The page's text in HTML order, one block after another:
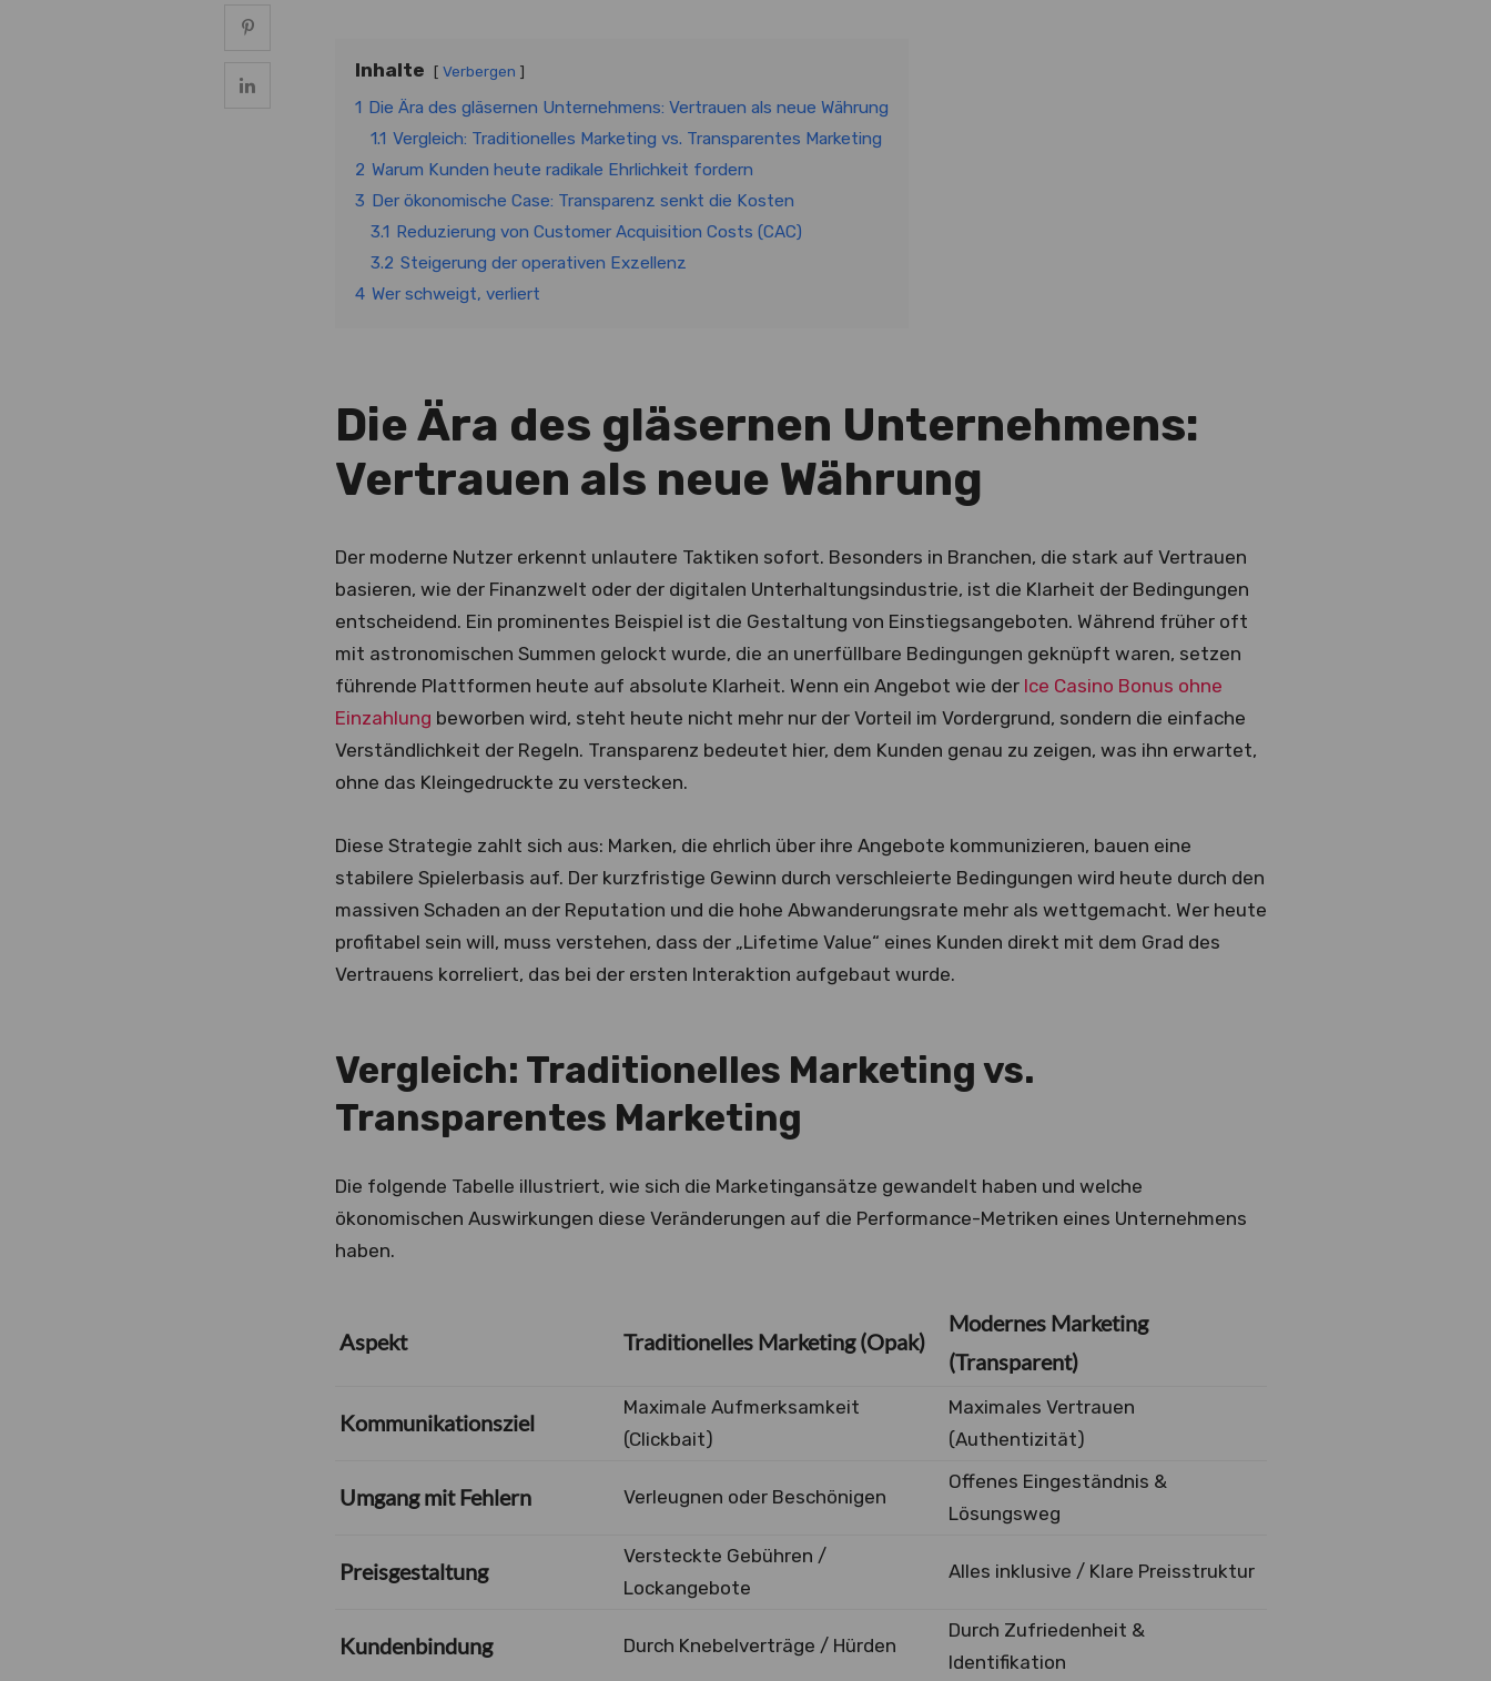
Inhalte Verbergen
1 Die Ära des gläsernen Unternehmens: Vertrauen als neue Währung
1.1 Vergleich: Traditionelles Marketing vs. Transparentes Marketing
2 Warum Kunden heute radikale Ehrlichkeit fordern
3 Der ökonomische Case: Transparenz senkt die Kosten
3.1 Reduzierung von Customer Acquisition Costs (CAC)
3.2 Steigerung der operativen Exzellenz
4 Wer schweigt, verliert
Die Ära des gläsernen Unternehmens:
Vertrauen als neue Währung
Der moderne Nutzer erkennt unlautere Taktiken sofort. Besonders in Branchen, die stark auf Vertrauen
basieren, wie der Finanzwelt oder der digitalen Unterhaltungsindustrie, ist die Klarheit der Bedingungen
entscheidend. Ein prominentes Beispiel ist die Gestaltung von Einstiegsangeboten. Während früher oft
mit astronomischen Summen gelockt wurde, die an unerfüllbare Bedingungen geknüpft waren, setzen
führende Plattformen heute auf absolute Klarheit. Wenn ein Angebot wie der Ice Casino Bonus ohne
Einzahlung beworben wird, steht heute nicht mehr nur der Vorteil im Vordergrund, sondern die einfache
Verständlichkeit der Regeln. Transparenz bedeutet hier, dem Kunden genau zu zeigen, was ihn erwartet,
ohne das Kleingedruckte zu verstecken.
Diese Strategie zahlt sich aus: Marken, die ehrlich über ihre Angebote kommunizieren, bauen eine
stabilere Spielerbasis auf. Der kurzfristige Gewinn durch verschleierte Bedingungen wird heute durch den
massiven Schaden an der Reputation und die hohe Abwanderungsrate mehr als wettgemacht. Wer heute
profitabel sein will, muss verstehen, dass der „Lifetime Value“ eines Kunden direkt mit dem Grad des
Vertrauens korreliert, das bei der ersten Interaktion aufgebaut wurde.
Vergleich: Traditionelles Marketing vs.
Transparentes Marketing
Die folgende Tabelle illustriert, wie sich die Marketingansätze gewandelt haben und welche
ökonomischen Auswirkungen diese Veränderungen auf die Performance-Metriken eines Unternehmens
haben.
Aspekt Traditionelles Marketing (Opak)
Modernes Marketing
(Transparent)
Kommunikationsziel
Maximale Aufmerksamkeit
(Clickbait)
Maximales Vertrauen
(Authentizität)
Umgang mit Fehlern Verleugnen oder Beschönigen
Offenes Eingeständnis &
Lösungsweg
Preisgestaltung
Versteckte Gebühren /
Lockangebote
Alles inklusive / Klare Preisstruktur
Kundenbindung Durch Knebelverträge / Hürden
Durch Zufriedenheit &
Identifikation